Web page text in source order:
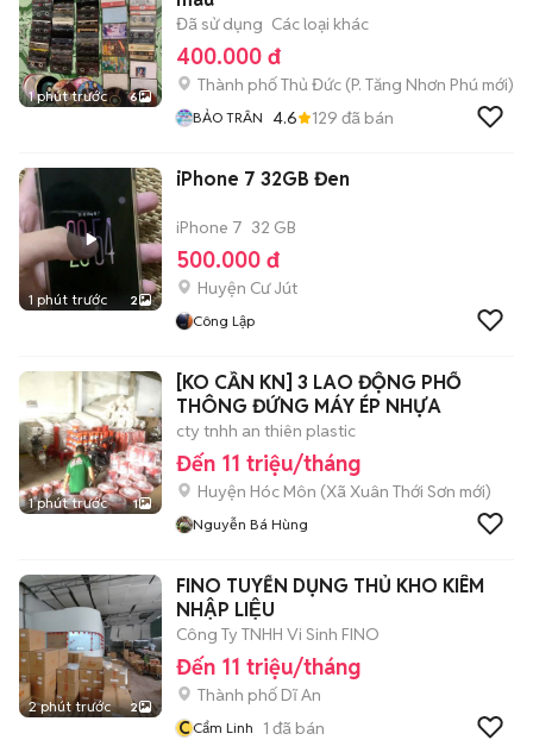
1 phút trước 6
Đã sử dụng Các loại khác
400.000 đ
Thành phố Thủ Đức (P. Tăng Nhơn Phú mới)
BẢO TRÂN 4.6 129 đã bán
1 phút trước 2
iPhone 7 32GB Đen
iPhone 7 32 GB
500.000 đ
Huyện Cư Jút
Công Lập
1 phút trước 1
[KO CẦN KN] 3 LAO ĐỘNG PHỔ
THÔNG ĐỨNG MÁY ÉP NHỰA
cty tnhh an thiên plastic
Đến 11 triệu/tháng
Huyện Hóc Môn (Xã Xuân Thới Sơn mới)
Nguyễn Bá Hùng
2 phút trước 2
FINO TUYỂN DỤNG THỦ KHO KIÊM
NHẬP LIỆU
Công Ty TNHH Vi Sinh FINO
Đến 11 triệu/tháng
Thành phố Dĩ An
CCẩm Linh 1 đã bán